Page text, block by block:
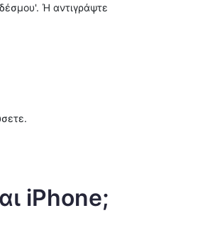
Ή αντιγράψτε
iPhone;